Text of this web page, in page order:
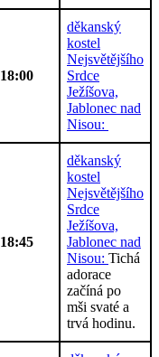
18:00
děkanský
kostel
Nejsvětějšího
Srdce
Ježíšova,
Jablonec nad
Nisou:
18:45
děkanský
kostel
Nejsvětějšího
Srdce
Ježíšova,
Jablonec nad
Nisou: Tichá
adorace
začíná po
mši svaté a
trvá hodinu.